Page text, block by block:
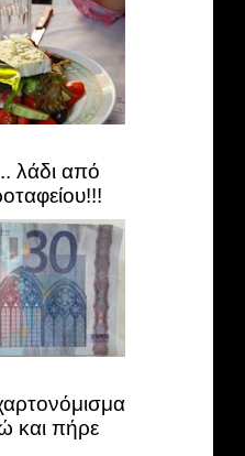
λάδι από
και πήρε